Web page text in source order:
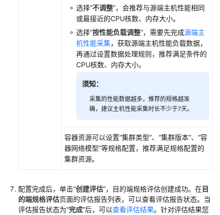
作
流
选择“不调整”，会推荐与源端主机性能相同
或最接近的CPU核数、内存大小。
选择“按性能负载调整”，需要先完成源端主
机性能采集，获取源端主机性能负载数据，
再通过设置数据处理规则，推荐满足条件的
CPU核数、内存大小。
须知：
采集的性能数据越多，推荐的规格越准
确，建议主机性能采集时长不少于7天。
容器资源可以设置“集群类型”、“集群版本”、“容
器网络模型”等规格配置，推荐满足规格配置的
集群资源。
配置完成后，单击“创建评估”，目的端规格评估创建成功。在目
的端规格评估页面的评估报告列表，可以查看评估报告状态。当
评估报告状态为“完成”后，可以查看评估结果。针对评估结果您